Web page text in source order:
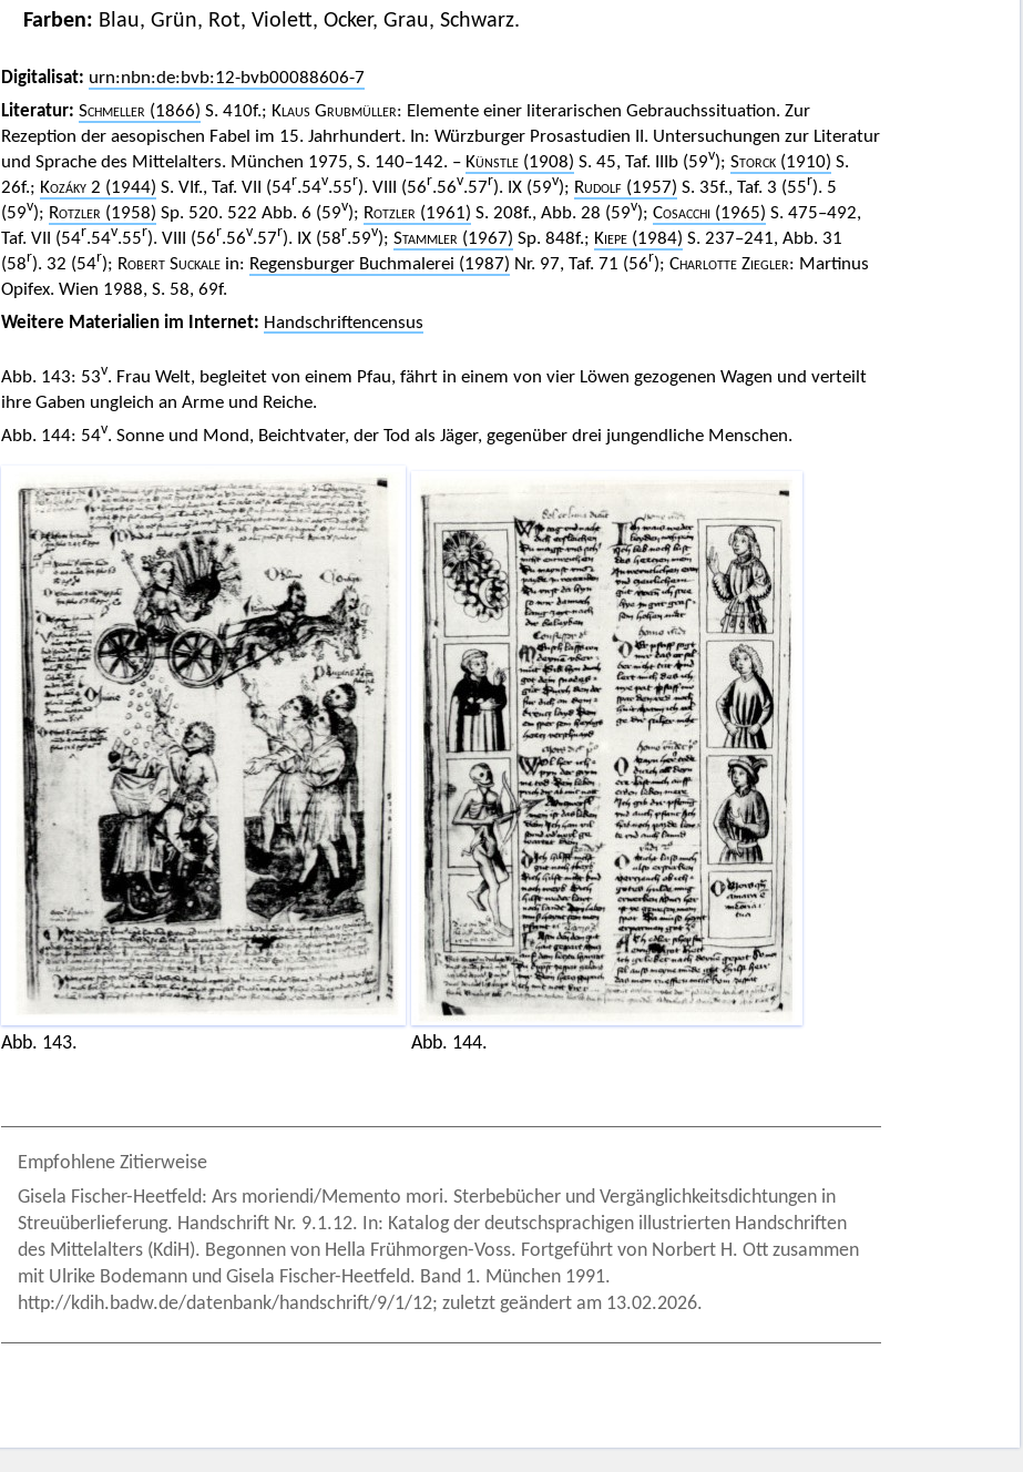
Farben: Blau, Grün, Rot, Violett, Ocker, Grau, Schwarz.
Digitalisat: urn:nbn:de:bvb:12-bvb00088606-7
Literatur: Schmeller (1866) S. 410f.; Klaus Grubmüller: Elemente einer literarischen Gebrauchssituation. Zur
Rezeption der aesopischen Fabel im 15. Jahrhundert. In: Würzburger Prosastudien II. Untersuchungen zur Literatur
und Sprache des Mittelalters. München 1975, S. 140–142. – Künstle(1908) S. 45, Taf. IIIb (59v); Storck(1910) S.
26f.; Kozáky2 (1944) S. VIf., Taf. VII (54r.54v.55r). VIII (56r.56v.57r). IX (59v); Rudolf(1957) S. 35f., Taf. 3 (55r). 5
(59v); Rotzler (1958) Sp. 520. 522 Abb. 6 (59v); Rotzler (1961) S. 208f., Abb. 28 (59v); Cosacchi (1965) S. 475–492,
Taf. VII (54r.54v.55r). VIII (56r.56v.57r). IX (58r.59v); Stammler (1967) Sp. 848f.; Kiepe(1984) S. 237–241, Abb. 31
(58r). 32 (54r); Robert Suckalein: Regensburger Buchmalerei (1987) Nr. 97, Taf. 71 (56r); Charlotte Ziegler: Martinus
Opifex. Wien 1988, S. 58, 69f.
Weitere Materialien im Internet: Handschriftencensus
Abb. 143: 53v. Frau Welt, begleitet von einem Pfau, fährt in einem von vier Löwen gezogenen Wagen und verteilt
ihre Gaben ungleich an Arme und Reiche.
Abb. 144: 54v. Sonne und Mond, Beichtvater, der Tod als Jäger, gegenüber drei jungendliche Menschen.
Abb. 143. Abb. 144.
Empfohlene Zitierweise
Gisela Fischer-Heetfeld: Ars moriendi/Memento mori. Sterbebücher und Vergänglichkeitsdichtungen in
Streuüberlieferung. Handschrift Nr. 9.1.12. In: Katalog der deutschsprachigen illustrierten Handschriften
des Mittelalters (KdiH). Begonnen von Hella Frühmorgen-Voss. Fortgeführt von Norbert H. Ott zusammen
mit Ulrike Bodemann und Gisela Fischer-Heetfeld. Band 1. München 1991.
http://kdih.badw.de/datenbank/handschrift/9/1/12; zuletzt geändert am 13.02.2026.